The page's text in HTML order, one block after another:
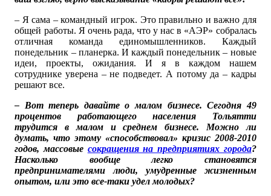
– Я сама – командный игрок. Это правильно и важно для
общей работы. Я очень рада, что у нас в «АЭР» собралась
отличная команда единомышленников. Каждый
понедельник – планерка. И каждый понедельник – новые
идеи, проекты, ожидания. И я в каждом нашем
сотруднике уверена – не подведет. А потому да – кадры
решают все.
– Вот теперь давайте о малом бизнесе. Сегодня 49
процентов работающего населения Тольятти
трудится в малом и среднем бизнесе. Можно ли
думать, что этому «способствовал» кризис 2008-2010
годов, массовые сокращения на предприятиях города?
Насколько вообще легко становятся
предпринимателями люди, умудренные жизненным
опытом, или это все-таки удел молодых?